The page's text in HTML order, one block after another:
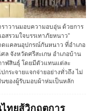
ราวานมอบความอบอุ่น ด้วยการ
สรวมใจบรรเทาภัยหนาว”
แคลนอุปกรณ์กันหนาว ที่อำเภอ
ล จังหวัดศรีสะเกษ อำเภอบ้าน
าฬสินธุ์ โดยมีตัวแทนแต่ละ
กระจายแจกจ่ายอย่างทั่วถึง ไม่
นของผู้รับมอบผ้าห่มเป็นหลัก
ไทยสู้วิกฤตการ